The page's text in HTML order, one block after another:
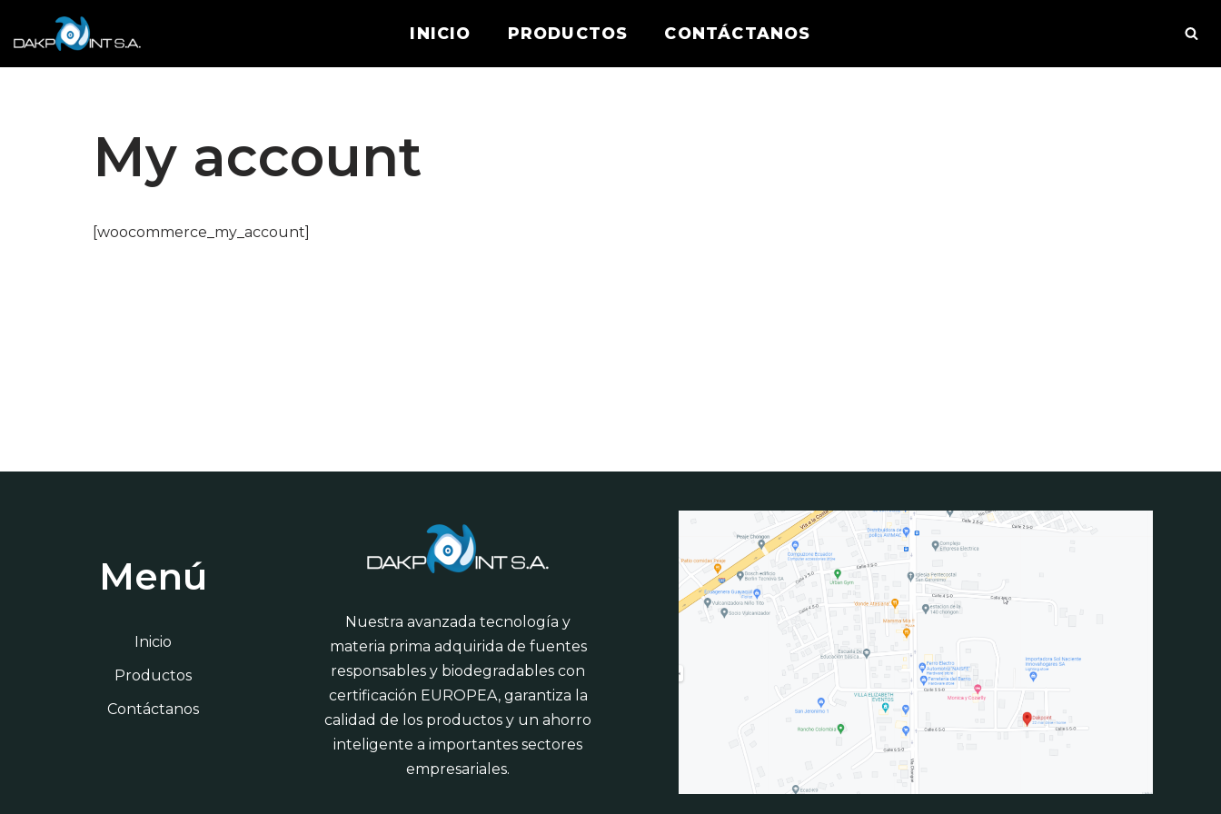
Skip
INICIO PRODUCTOS CONTÁCTANOS
My account
[woocommerce_my_account]
Menú
Inicio
Productos
Contáctanos
Nuestra avanzada tecnología y
materia prima adquirida de fuentes
responsables y biodegradables con
certificación EUROPEA, garantiza la
calidad de los productos y un ahorro
inteligente a importantes sectores
empresariales.